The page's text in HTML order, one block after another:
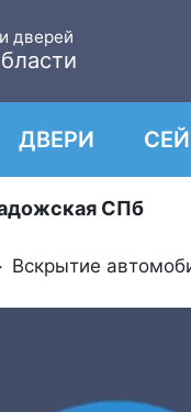
дверей
ДВЕРИ
СПб
Вскрытие